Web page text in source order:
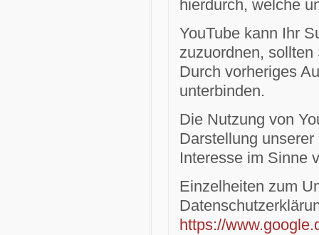
hierdurch, welche
YouTube kann Ihr
zuzuordnen,
Durch vorheriges
unterbinden.
Die Nutzung von
Darstellung
Interesse im Sinne
Einzelheiten zum
https://